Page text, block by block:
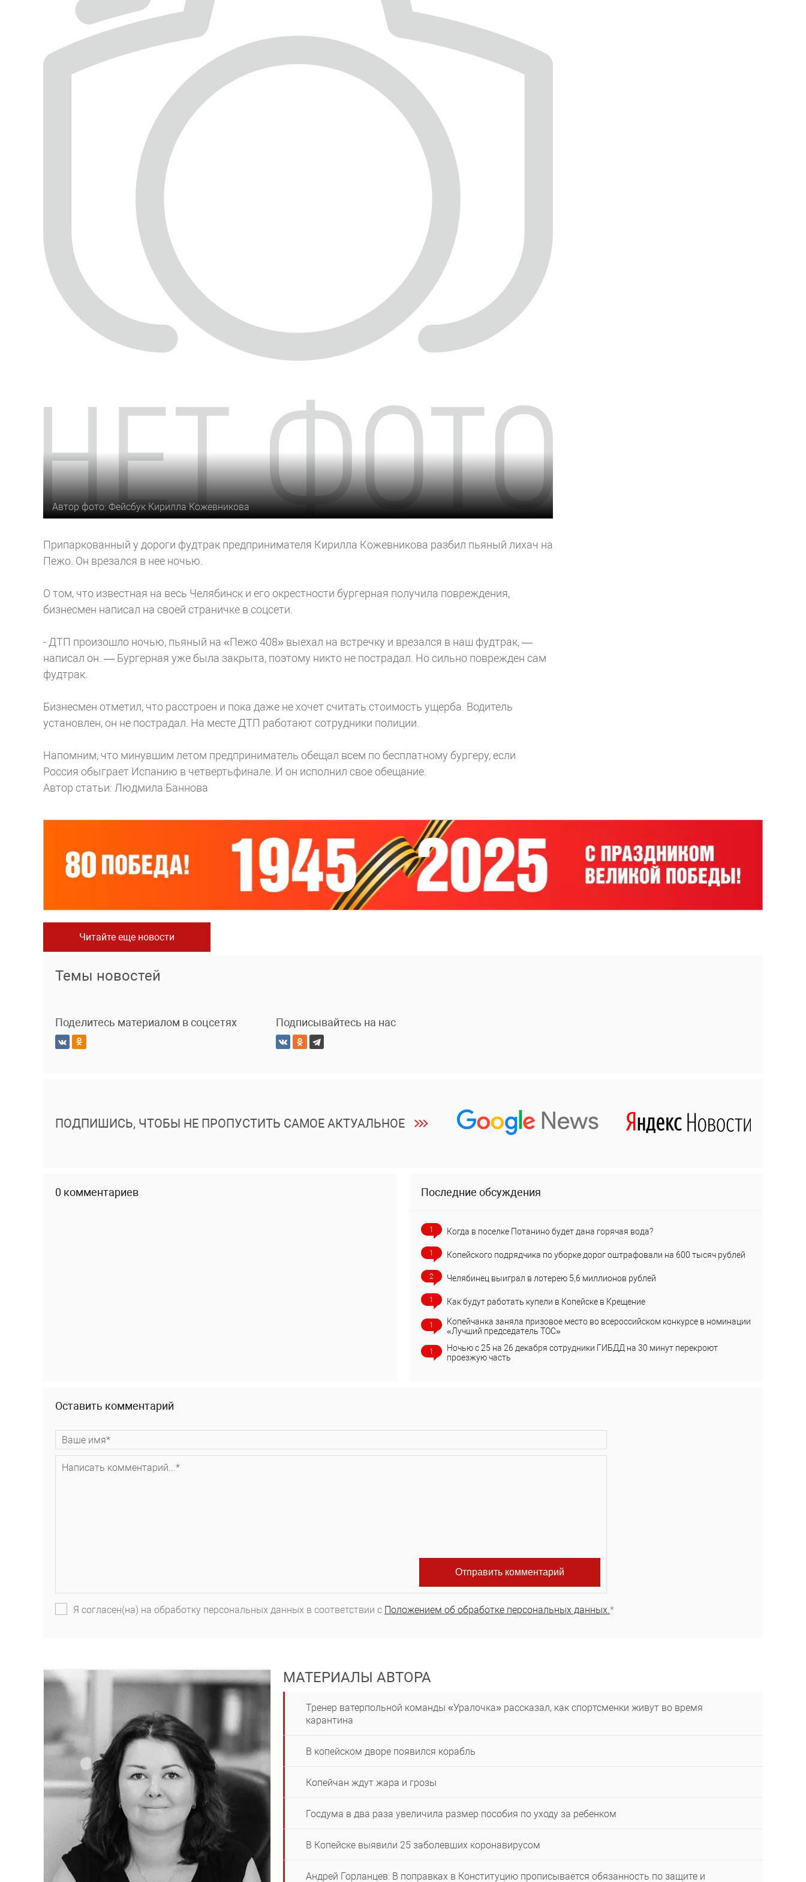
Автор фото: Фейсбук Кирилла Кожевникова
Припаркованный у дороги фудтрак предпринимателя Кирилла Кожевникова разбил пьяный лихач на
Пежо. Он врезался в нее ночью.
О том, что известная на весь Челябинск и его окрестности бургерная получила повреждения,
бизнесмен написал на своей страничке в соцсети.
- ДТП произошло ночью, пьяный на «Пежо 408» выехал на встречку и врезался в наш фудтрак, —
написал он. — Бургерная уже была закрыта, поэтому никто не пострадал. Но сильно поврежден сам
фудтрак.
Бизнесмен отметил, что расстроен и пока даже не хочет считать стоимость ущерба. Водитель
установлен, он не пострадал. На месте ДТП работают сотрудники полиции.
Напомним, что минувшим летом предприниматель обещал всем по бесплатному бургеру, если
Россия обыграет Испанию в четвертьфинале. И он исполнил свое обещание.
Автор статьи: Людмила Баннова
Читайте еще новости
Темы новостей
Поделитесь материалом в соцсетях Подписывайтесь на нас
ПОДПИШИСЬ, ЧТОБЫ НЕ ПРОПУСТИТЬ САМОЕ АКТУАЛЬНОЕ
0 комментариев Последние обсуждения
1 Когда в поселке Потанино будет дана горячая вода?
1 Копейского подрядчика по уборке дорог оштрафовали на 600 тысяч рублей
2 Челябинец выиграл в лотерею 5,6 миллионов рублей
1 Как будут работать купели в Копейске в Крещение
1
Копейчанка заняла призовое место во всероссийском конкурсе в номинации
«Лучший председатель ТОС»
1
Ночью с 25 на 26 декабря сотрудники ГИБДД на 30 минут перекроют
проезжую часть
Оставить комментарий
Я согласен(на) на обработку персональных данных в соответствии с Положением об обработке персональных данных.*
МАТЕРИАЛЫ АВТОРА
Тренер ватерпольной команды «Уралочка» рассказал, как спортсменки живут во время
карантина
В копейском дворе появился корабль
Копейчан ждут жара и грозы
Госдума в два раза увеличила размер пособия по уходу за ребенком
В Копейске выявили 25 заболевших коронавирусом
Андрей Горланцев: В поправках в Конституцию прописывается обязанность по защите и